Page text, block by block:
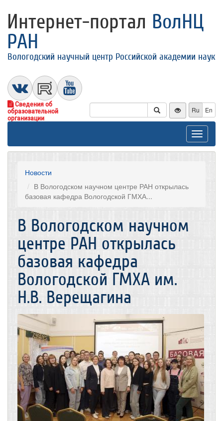
Интернет-портал ВолНЦ
РАН
Вологодский научный центр Российской академии наук
Сведения об
образовательной
организации
Ru En
Toggle
Новости
В Вологодском научном центре РАН открылась
базовая кафедра Вологодской ГМХА...
В Вологодском научном
центре РАН открылась
базовая кафедра
Вологодской ГМХА им.
Н.В. Верещагина